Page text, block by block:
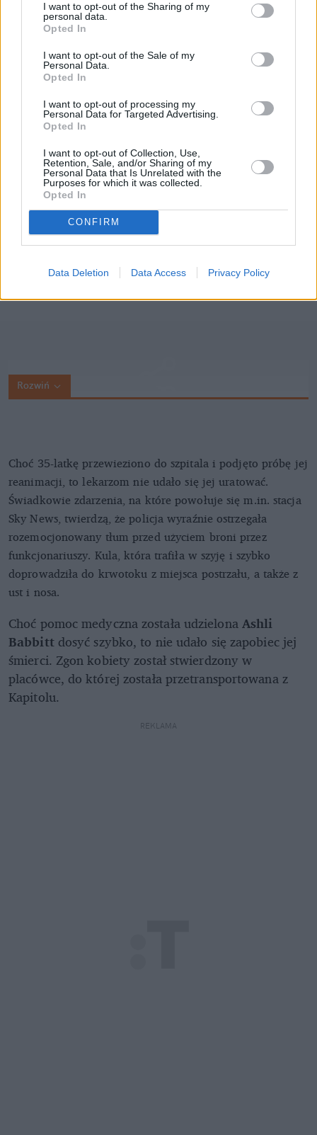
I want to opt-out of the Sharing of my
personal data.
Opted In
I want to opt-out of the Sale of my
Personal Data.
Opted In
I want to opt-out of processing my
Personal Data for Targeted Advertising.
Opted In
I want to opt-out of Collection, Use,
Retention, Sale, and/or Sharing of my
Personal Data that Is Unrelated with the
Purposes for which it was collected.
Opted In
CONFIRM
Data Deletion Data Access Privacy Policy
Łupiemy carski beton! Drytooling
pod Warszawą (Janówek Pierwszy) |
Rozwiń
Choć 35-latkę przewieziono do szpitala i podjęto próbę jej
reanimacji, to lekarzom nie udało się jej uratować.
Świadkowie zdarzenia, na które powołuje się m.in. stacja
Sky News, twierdzą, że policja wyraźnie ostrzegała
rozemocjonowany tłum przed użyciem broni przez
funkcjonariuszy. Kula, która trafiła w szyję i szybko
doprowadziła do krwotoku z miejsca postrzału, a także z
ust i nosa.
Choć pomoc medyczna została udzielonaAshli
Babbittdosyć szybko, to nie udało się zapobiec jej
śmierci. Zgon kobiety został stwierdzony w
placówce, do której została przetransportowana z
Kapitolu.
REKLAMA